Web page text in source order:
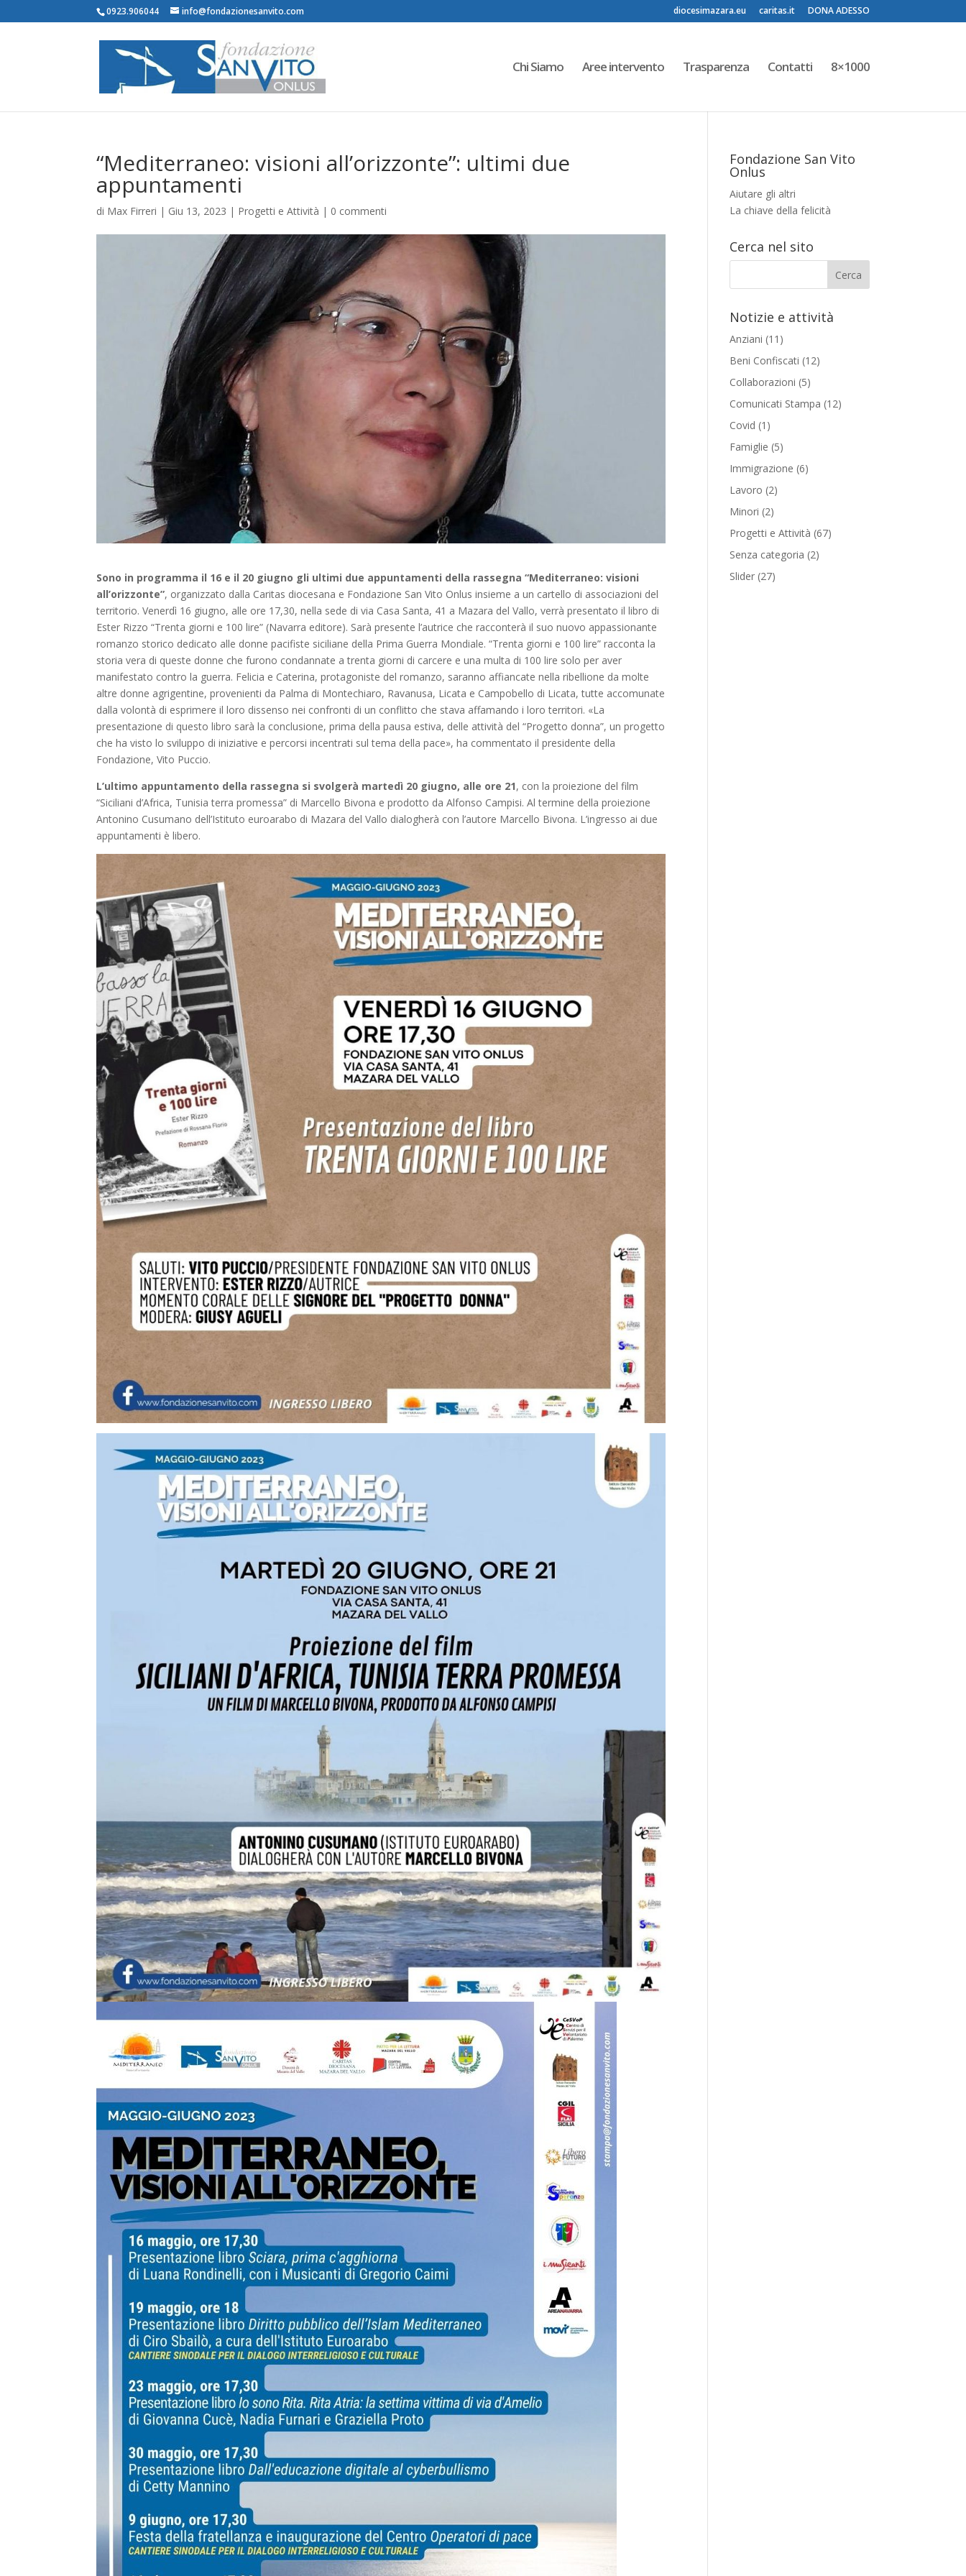
0923.906044 info@fondazionesanvito.com diocesimazara.eu caritas.it DONA ADESSO
Chi Siamo Aree intervento Trasparenza Contatti 8×1000
“Mediterraneo: visioni all’orizzonte”: ultimi due
appuntamenti
di Max Firreri | Giu 13, 2023 | Progetti e Attività | 0 commenti
Sono in programma il 16 e il 20 giugno gli ultimi due appuntamenti della rassegna “Mediterraneo: visioni
all’orizzonte”, organizzato dalla Caritas diocesana e Fondazione San Vito Onlus insieme a un cartello di associazioni del
territorio. Venerdì 16 giugno, alle ore 17,30, nella sede di via Casa Santa, 41 a Mazara del Vallo, verrà presentato il libro di
Ester Rizzo “Trenta giorni e 100 lire” (Navarra editore). Sarà presente l’autrice che racconterà il suo nuovo appassionante
romanzo storico dedicato alle donne pacifiste siciliane della Prima Guerra Mondiale. “Trenta giorni e 100 lire” racconta la
storia vera di queste donne che furono condannate a trenta giorni di carcere e una multa di 100 lire solo per aver
manifestato contro la guerra. Felicia e Caterina, protagoniste del romanzo, saranno affiancate nella ribellione da molte
altre donne agrigentine, provenienti da Palma di Montechiaro, Ravanusa, Licata e Campobello di Licata, tutte accomunate
dalla volontà di esprimere il loro dissenso nei confronti di un conflitto che stava affamando i loro territori. «La
presentazione di questo libro sarà la conclusione, prima della pausa estiva, delle attività del “Progetto donna”, un progetto
che ha visto lo sviluppo di iniziative e percorsi incentrati sul tema della pace», ha commentato il presidente della
Fondazione, Vito Puccio.
L’ultimo appuntamento della rassegna si svolgerà martedì 20 giugno, alle ore 21, con la proiezione del film
“Siciliani d’Africa, Tunisia terra promessa” di Marcello Bivona e prodotto da Alfonso Campisi. Al termine della proiezione
Antonino Cusumano dell’Istituto euroarabo di Mazara del Vallo dialogherà con l’autore Marcello Bivona. L’ingresso ai due
appuntamenti è libero.
Fondazione San Vito
Onlus
Aiutare gli altri
La chiave della felicità
Cerca nel sito
Notizie e attività
Anziani (11)
Beni Confiscati (12)
Collaborazioni (5)
Comunicati Stampa (12)
Covid (1)
Famiglie (5)
Immigrazione (6)
Lavoro (2)
Minori (2)
Progetti e Attività (67)
Senza categoria (2)
Slider (27)